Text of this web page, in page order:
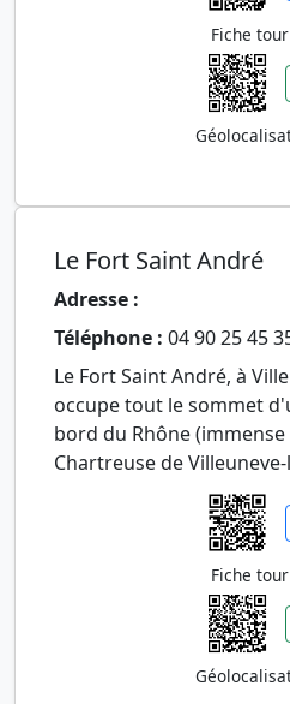
Fiche
Le Fort Saint André
Adresse :
Téléphone : 04 90 25 45
Le Fort Saint André, à
occupe tout le sommet
bord du Rhône
Chartreuse de
plaine, sur Avignon et
Fiche